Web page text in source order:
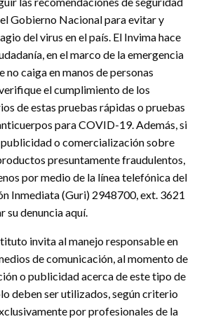
Gobierno Nacional para evitar y
del virus en el país. El Invima hace
en el marco de la emergencia
no caiga en manos de personas
el cumplimiento de los
de estas pruebas rápidas o pruebas
para COVID-19. Además, si
o comercialización sobre
presuntamente fraudulentos,
por medio de la línea telefónica del
Inmediata (Guri) 2948700, ext. 3621
su denuncia aquí.
invita al manejo responsable en
de comunicación, al momento de
o publicidad acerca de este tipo de
deben ser utilizados, según criterio
por profesionales de la